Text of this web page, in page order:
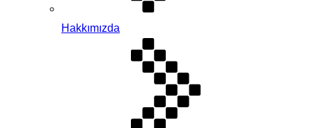
Hakkımızda